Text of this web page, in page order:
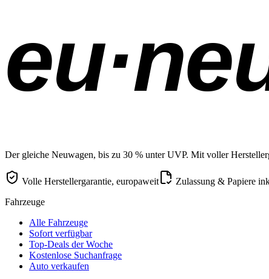
Der gleiche Neuwagen, bis zu 30 % unter UVP. Mit voller
Volle Herstellergarantie, europaweit Zulassung & Papiere
Fahrzeuge
Alle Fahrzeuge
Sofort verfügbar
Top-Deals der Woche
Kostenlose Suchanfrage
Auto verkaufen